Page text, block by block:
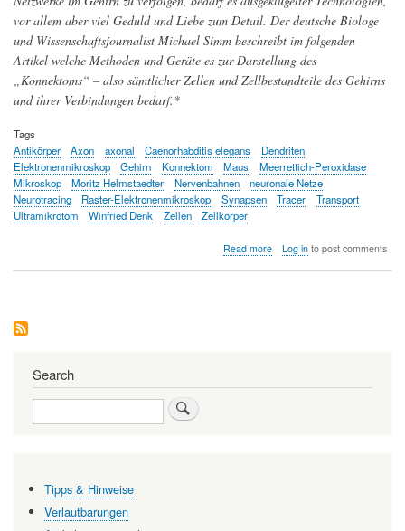
vor allem aber viel Geduld und Liebe zum Detail. Der deutsche Biologe
und Wissenschaftsjournalist Michael Simm beschreibt im folgenden
Artikel welche Methoden und Geräte es zur Darstellung des
„Konnektoms“ – also sämtlicher Zellen und Zellbestandteile des Gehirns
und ihrer Verbindungen bedarf.*
Tags
Antikörper
Axon axonal Caenorhabditis elegans
Dendriten
Elektronenmikroskop
Gehirn Konnektom Maus
Meerrettich-Peroxidase
Mikroskop
Moritz Helmstaedter Nervenbahnen
neuronale Netze
Neurotracing
Raster-Elektronenmikroskop Synapsen Tracer
Transport
Ultramikrotom
Winfried Denk Zellen Zellkörper
Read moreabout
Log into post comments
Search
Search
Tipps & Hinweise
Verlautbarungen